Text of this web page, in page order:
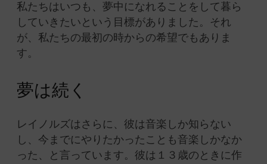
私たちはいつも、夢中になれることをして暮ら
していきたいという目標がありました。それ
が、私たちの最初の時からの希望でもありま
す。
夢は続く
レイノルズはさらに、彼は音楽しか知らない
し、今までにやりたかったことも音楽しかなか
った、と言っています。彼は１３歳のときに作